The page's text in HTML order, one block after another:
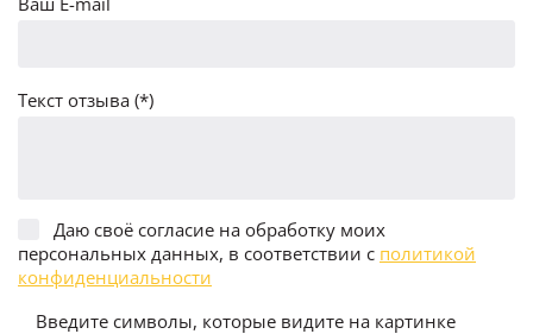
Текст отзыва (*)
Даю своё согласие на обработку моих
персональных данных, в соответствии с политикой
конфиденциальности
Введите символы, которые видите на картинке